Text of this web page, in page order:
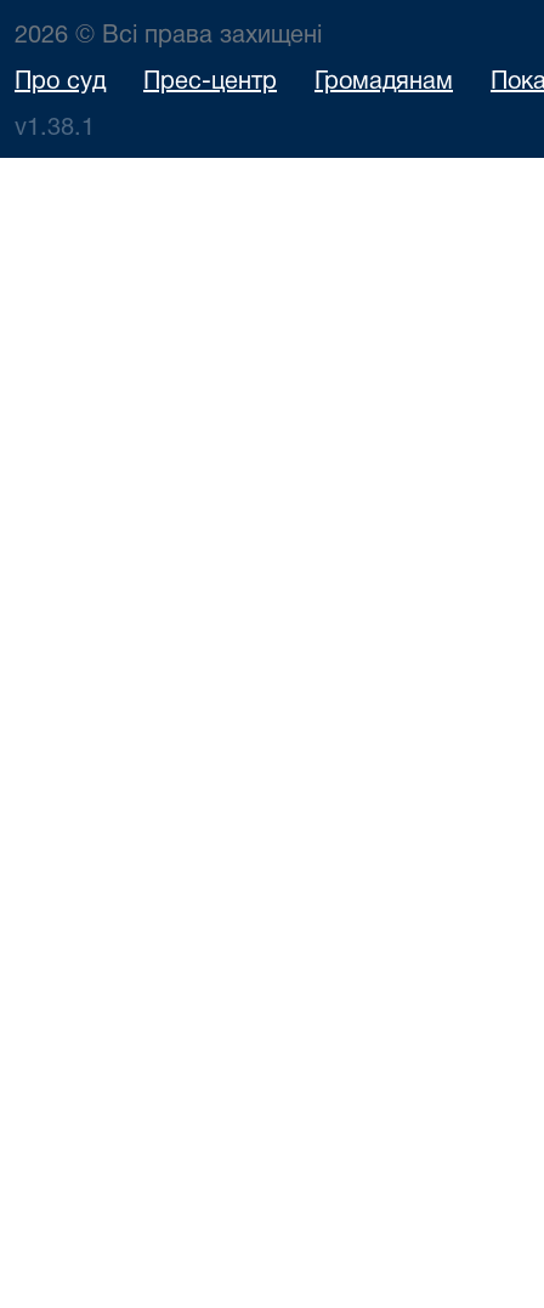
2026 © Всі права захищені
Про суд Прес-центр Громадянам
v1.38.1